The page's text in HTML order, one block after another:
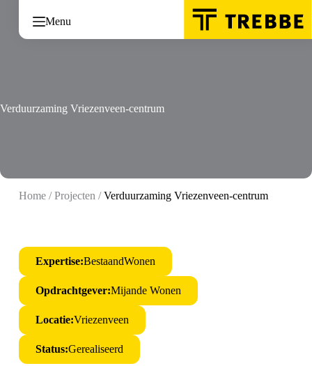
inhoud
Menu
Verduurzaming Vriezenveen-centrum
Home/Projecten /Verduurzaming Vriezenveen-centrum
Expertise:BestaandWonen
Opdrachtgever:Mijande Wonen
Locatie:Vriezenveen
Status:Gerealiseerd